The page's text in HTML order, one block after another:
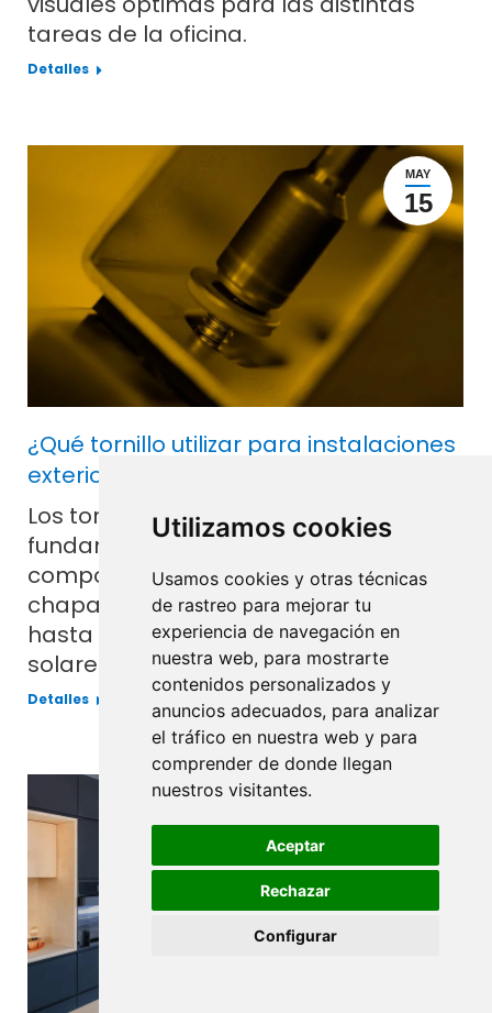
Utilizamos cookies
Usamos cookies y otras técnicas
de rastreo para mejorar tu
experiencia de navegación en
nuestra web, para mostrarte
contenidos personalizados y
anuncios adecuados, para analizar
el tráfico en nuestra web y para
comprender de donde llegan
nuestros visitantes.
Aceptar
Rechazar
Configurar
tareas de la oficina.
Detalles
MAY
15
¿Qué tornillo utilizar para instalaciones
exteriores en chapa?
Los tornillos desempeñan un papel
fundamental en la fijación de
componentes sobre cubiertas de
chapa fina, desde simples accesorios
hasta estructura para paneles
solares.
Detalles
13